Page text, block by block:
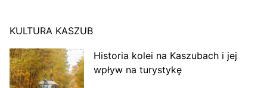
KULTURA KASZUB
Historia kolei na Kaszubach i jej
wpływ na turystykę